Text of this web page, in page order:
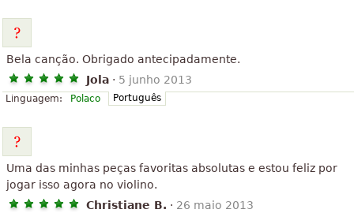
Bela canção. Obrigado antecipadamente.
Jola · 5 junho 2013
Linguagem: Polaco Português
Uma das minhas peças favoritas absolutas e estou feliz por
jogar isso agora no violino.
Christiane B. · 26 maio 2013